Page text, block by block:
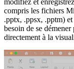
compris les fichiers
.pptx, .ppsx, .pptm)
besoin de se
directement à la